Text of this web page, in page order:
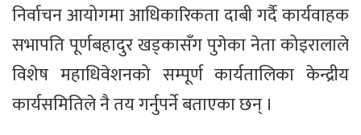
निर्वाचन आयोगमा आधिकारिकता दाबी गर्दै कार्यवाहक
सभापति पूर्णबहादुर खड्कासँग पुगेका नेता कोइरालाले
विशेष महाधिवेशनको सम्पूर्ण कार्यतालिका केन्द्रीय
कार्यसमितिले नै तय गर्नुपर्ने बताएका छन् ।